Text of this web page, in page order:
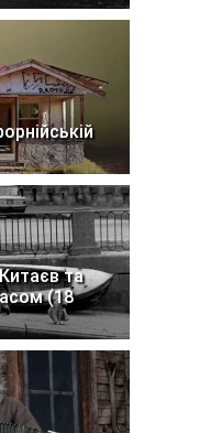
та
(18